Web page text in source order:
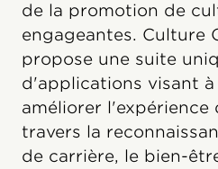
de la promotion de
engageantes. Culture
propose une suite
d'applications visant
améliorer l'expérience
travers la
de carrière, le bien-